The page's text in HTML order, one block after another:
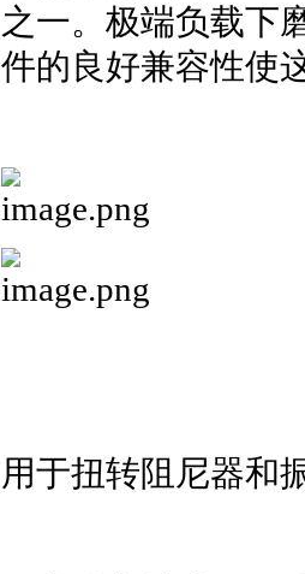
之一。极端负载下
件的良好兼容性使
用于扭转阻尼器和